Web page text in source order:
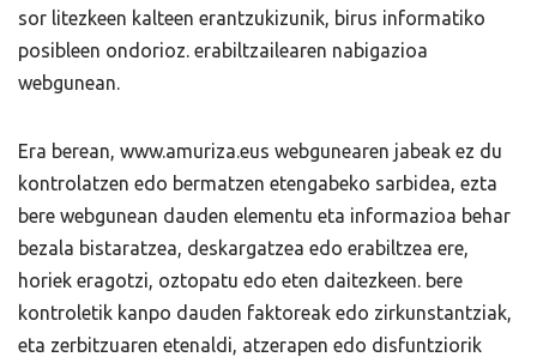
sor litezkeen kalteen erantzukizunik, birus informatiko
posibleen ondorioz. erabiltzailearen nabigazioa
webgunean.
Era berean, www.amuriza.eus webgunearen jabeak ez du
kontrolatzen edo bermatzen etengabeko sarbidea, ezta
bere webgunean dauden elementu eta informazioa behar
bezala bistaratzea, deskargatzea edo erabiltzea ere,
horiek eragotzi, oztopatu edo eten daitezkeen. bere
kontroletik kanpo dauden faktoreak edo zirkunstantziak,
eta zerbitzuaren etenaldi, atzerapen edo disfuntziorik